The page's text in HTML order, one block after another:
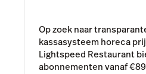
Op zoek naar
kassasysteem horeca
Lightspeed Restaurant
abonnementen vanaf